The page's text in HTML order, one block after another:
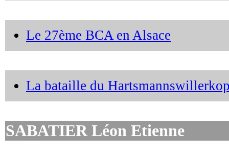
Le 27ème BCA en Alsace
La bataille du
SABATIER Léon Etienne